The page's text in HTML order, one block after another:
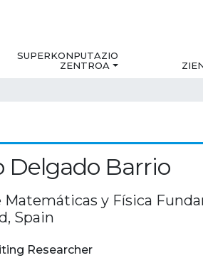
SUPERKONPUTAZIO
ZENTROA
Delgado Barrio
y Física
Spain
Researcher